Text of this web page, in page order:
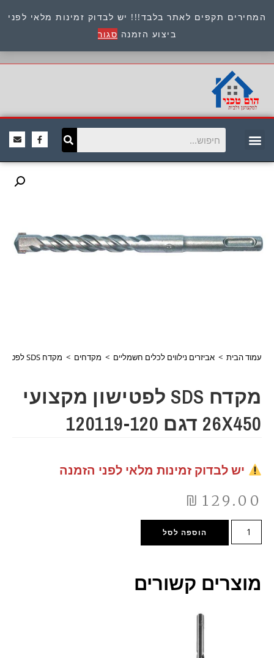
המחירים תקפים לאתר בלבד!!! יש לבדוק זמינות מלאי לפני
ביצוע הזמנה סגור
כתובת : היוזמים 9 אור יהודה שירות לקוחות 054-
8945722
עמוד הבית > אביזרים נילווים לכלים חשמליים > מקדחים > מקדח SDS לפטישון מקצועי 26X450 דגם 120119-120
מקדח SDS לפטישון מקצועי
26X450 דגם 120119-120
יש לבדוק זמינות מלאי לפני הזמנה
₪ 129.00
הוספה לסל
מוצרים קשורים